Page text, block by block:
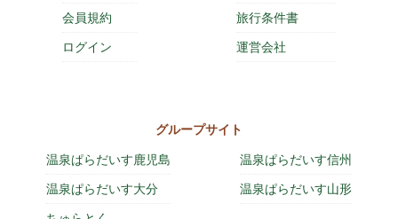
会員規約
ログイン
旅行条件書
運営会社
グループサイト
温泉ぱらだいす鹿児島
温泉ぱらだいす大分
温泉ぱらだいす信州
温泉ぱらだいす山形